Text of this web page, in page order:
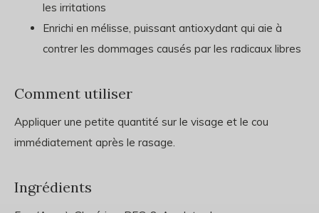
les irritations
Enrichi en mélisse, puissant antioxydant qui aie à
contrer les dommages causés par les radicaux libres
Comment utiliser
Appliquer une petite quantité sur le visage et le cou
immédiatement après le rasage.
Ingrédients